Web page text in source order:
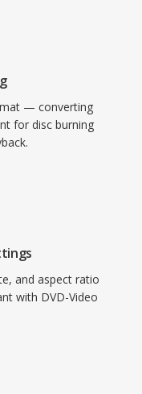
ini
(720x480) dan
9,8 Mbps
Integrasi
navigasi ke
VOB
konten
— converting
for disc burning
and aspect ratio
with DVD-Video